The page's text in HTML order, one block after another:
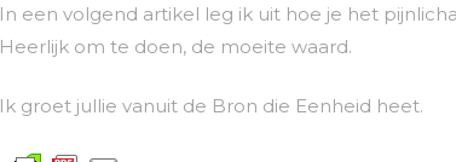
In een volgend artikel leg ik uit hoe je het
Heerlijk om te doen, de moeite waard.
Ik groet jullie vanuit de Bron die Eenheid heet.